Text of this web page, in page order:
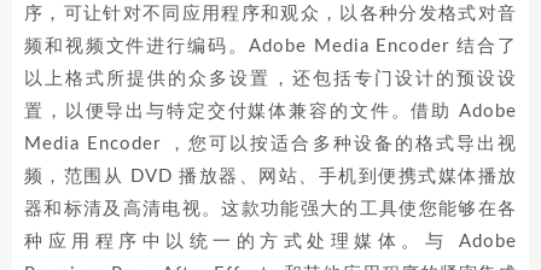
序，可让针对不同应用程序和观众，以各种分发格式对音
频和视频文件进行编码。Adobe Media Encoder 结合了
以上格式所提供的众多设置，还包括专门设计的预设设
置，以便导出与特定交付媒体兼容的文件。借助 Adobe
Media Encoder ，您可以按适合多种设备的格式导出视
频，范围从 DVD 播放器、网站、手机到便携式媒体播放
器和标清及高清电视。这款功能强大的工具使您能够在各
种应用程序中以统一的方式处理媒体。与 Adobe